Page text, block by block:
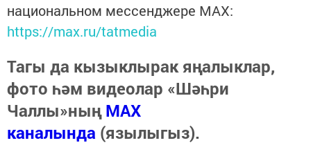
национальном мессенджере MАХ:
https://max.ru/tatmedia
Тагы да кызыклырак яңалыклар,
фото һәм видеолар «Шәһри
Чаллы»ныңMAX
каналында (язылыгыз).